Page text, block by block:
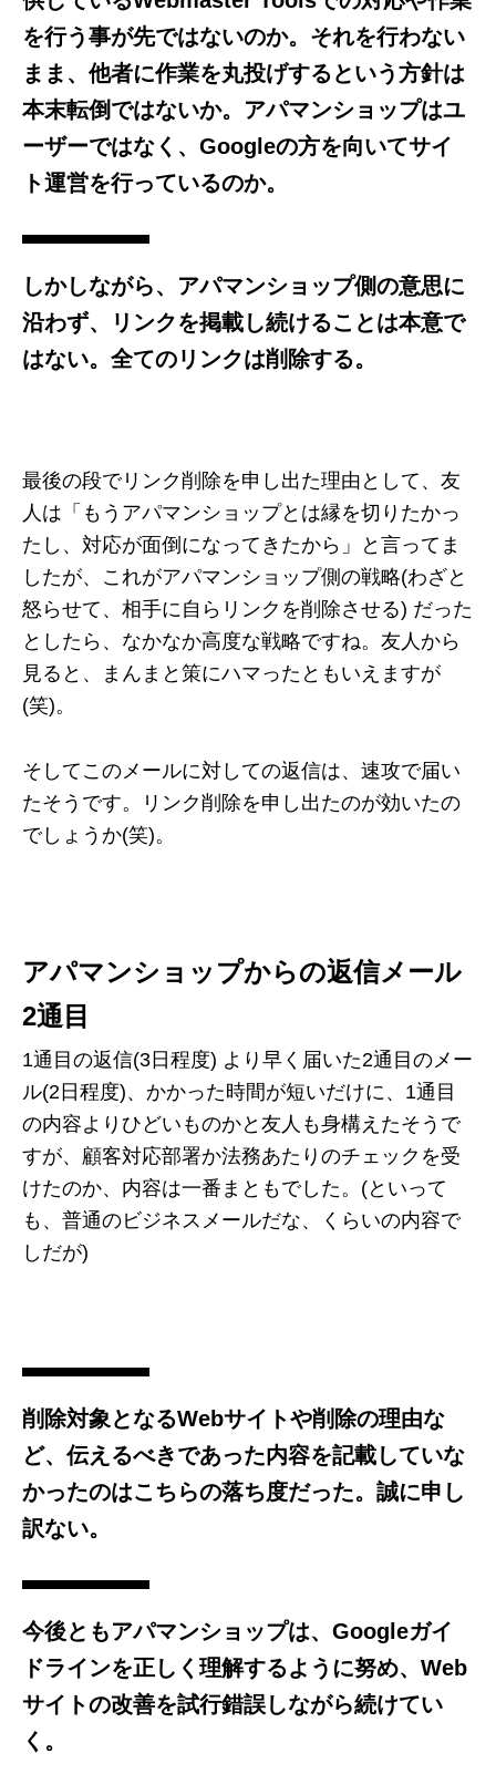
を行う事が先ではないのか。それを行わない
まま、他者に作業を丸投げするという方針は
本末転倒ではないか。アパマンショップはユ
ーザーではなく、Googleの方を向いてサイ
ト運営を行っているのか。
しかしながら、アパマンショップ側の意思に
沿わず、リンクを掲載し続けることは本意で
はない。全てのリンクは削除する。
最後の段でリンク削除を申し出た理由として、友
人は「もうアパマンショップとは縁を切りたかっ
たし、対応が面倒になってきたから」と言ってま
したが、これがアパマンショップ側の戦略(わざと
怒らせて、相手に自らリンクを削除させる) だった
としたら、なかなか高度な戦略ですね。友人から
見ると、まんまと策にハマったともいえますが
(笑)。
そしてこのメールに対しての返信は、速攻で届い
たそうです。リンク削除を申し出たのが効いたの
でしょうか(笑)。
アパマンショップからの返信メール
2通目
1通目の返信(3日程度) より早く届いた2通目のメー
ル(2日程度)、かかった時間が短いだけに、1通目
の内容よりひどいものかと友人も身構えたそうで
すが、顧客対応部署か法務あたりのチェックを受
けたのか、内容は一番まともでした。(といって
も、普通のビジネスメールだな、くらいの内容で
しだが)
削除対象となるWebサイトや削除の理由な
ど、伝えるべきであった内容を記載していな
かったのはこちらの落ち度だった。誠に申し
訳ない。
今後ともアパマンショップは、Googleガイ
ドラインを正しく理解するように努め、Web
サイトの改善を試行錯誤しながら続けてい
く。